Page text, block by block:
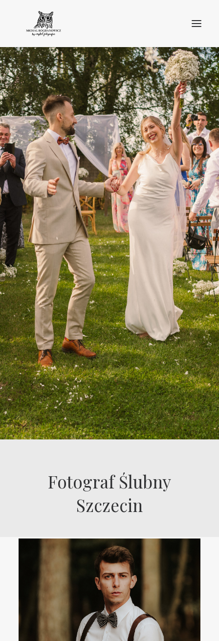
O MNIE
BLOG
PORTFOLIO
STREFA KLIENTA
OFERTA
KONTAKT
Fotograf Ślubny
Szczecin